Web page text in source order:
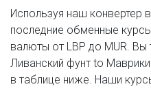
Используя наш конвертер
последние обменные
валюты от LBP до MUR.
Ливанский фунт to
в таблице ниже. Наши